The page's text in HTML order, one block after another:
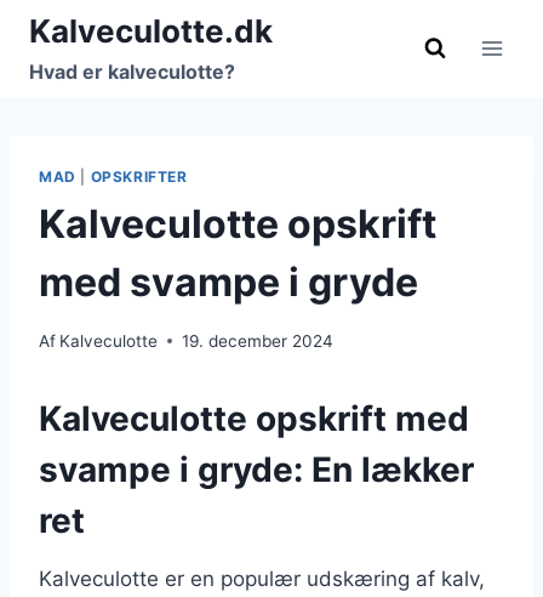
Fortsæt
indhold
Kalveculotte.dk
Hvad er kalveculotte?
MAD OPSKRIFTER
Kalveculotte opskrift
med svampe i gryde
Af Kalveculotte 19. december 2024
Kalveculotte opskrift med
svampe i gryde: En lækker
ret
Kalveculotte er en populær udskæring af kalv,